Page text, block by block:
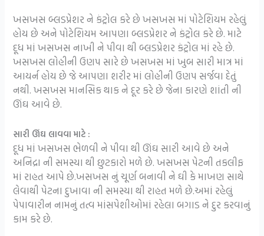
ખસખસ બ્લડપ્રેશર ને કંટ્રોલ કરે છે ખસખસ માં પોટેશિયમ રહેલું
હોય છે અને પોટેશિયમ આપણા બ્લડપ્રેશર ને કંટ્રોલ કરે છે. માટે
દૂધ માં ખસખસ નાખી ને પીવા થી બ્લડપ્રેશર કંટ્રોલ માં રહે છે.
ખસખસ લોહીની ઉણપ સારે છે ખસખસ માં ખુબ સારી માત્ર માં
આયર્ન હોય છે જે આપણા શરીર માં લોહીની ઉણપ સર્જવા દેતું
નથી. ખસખસ માનસિક થાક ને દૂર કરે છે જેના કારણે શાંતી ની
ઊંઘ આવે છે.
સારી ઊંઘ લાવવા માટે :
દૂધ માં ખસખસ ભેળવી ને પીવા થી ઊંઘ સારી આવે છે અને
અનિદ્રા ની સમસ્યા થી છુટકારો મળે છે. ખસખસ પેટની તકલીફ
માં રાહત આપે છે.ખસખસ નું ચૂર્ણ બનાવી ને ઘી કે માખણ સાથે
લેવાથી પેટના દુખાવા ની સમસ્યા થી રાહત મળે છે.અમાં રહેલું
પેપાવારીન નામનું તત્વ માંસપેશીઓમાં રહેલા બગાડ ને દુર કરવાનું
કામ કરે છે.